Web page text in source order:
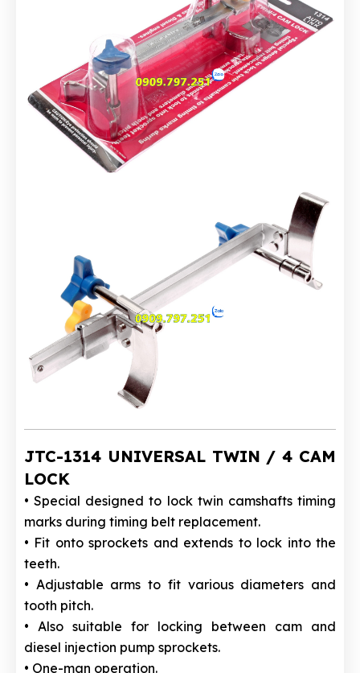
JTC-1314 UNIVERSAL TWIN / 4 CAM
LOCK
• Special designed to lock twin camshafts timing
marks during timing belt replacement.
• Fit onto sprockets and extends to lock into the
teeth.
• Adjustable arms to fit various diameters and
tooth pitch.
• Also suitable for locking between cam and
diesel injection pump sprockets.
• One-man operation.